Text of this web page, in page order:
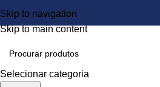
Skip to navigation
Skip to main content
Selecionar categoria